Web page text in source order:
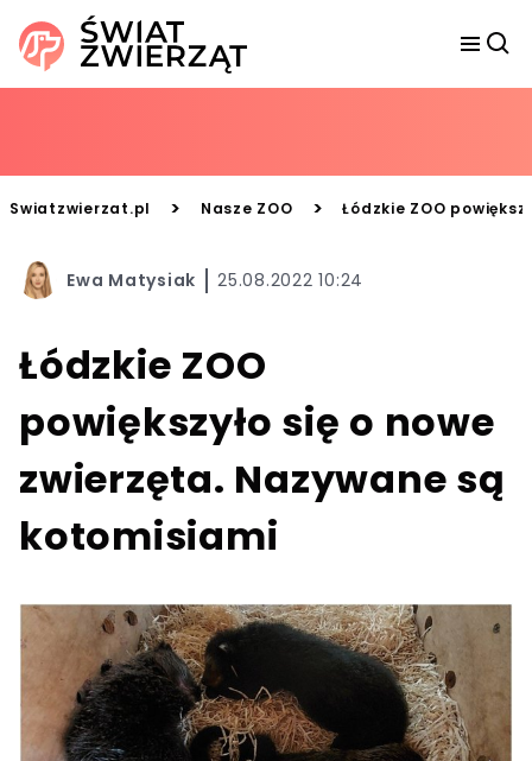
Swiatzwierzat.pl > Nasze ZOO > Łódzkie ZOO
Ewa Matysiak 25.08.2022 10:24
Łódzkie ZOO
powiększyło się o nowe
zwierzęta. Nazywane są
kotomisiami